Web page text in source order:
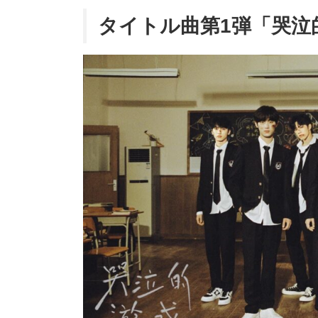
タイトル曲第1弾「哭泣